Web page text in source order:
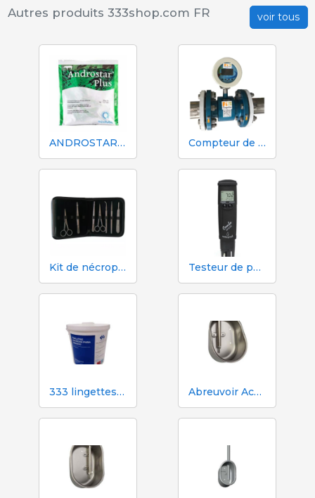
voir tous
Autres produits 333shop.com FR
ANDROSTAR PLUS 47 g / 100 L - Prolongateur de sperme longue durée Compteur de volume et d'azote Mécaniques Segalés DN150
Kit de nécropsie et de dissection 333 - 7 instruments Testeur de pH, EC, TDS et température Hanna HI98130
333 lingettes humides pour truies pendant l'insémination Abreuvoir Aco Funki pour grandes truies Multi-Drinker MAXI